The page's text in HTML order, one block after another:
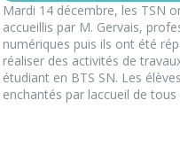
Mardi 14 décembre, les TSN
accueillis par M. Gervais,
numériques puis ils ont été
réaliser des activités de
étudiant en BTS SN. Les
enchantés par laccueil de tous